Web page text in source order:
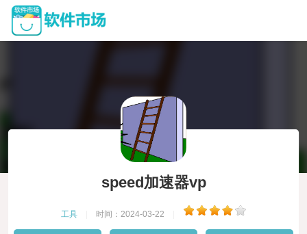
speed加速器vp
工具 时间：2024-03-22